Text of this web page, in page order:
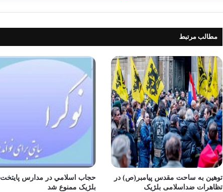
مطالب مرتبط
توهین به ساحت مقدس پیامبر(ص) در
تظاهرات ضداسلامی بلژیک
حجاب اسلامي در مدارس پایتخت
بلژیک ممنوع شد